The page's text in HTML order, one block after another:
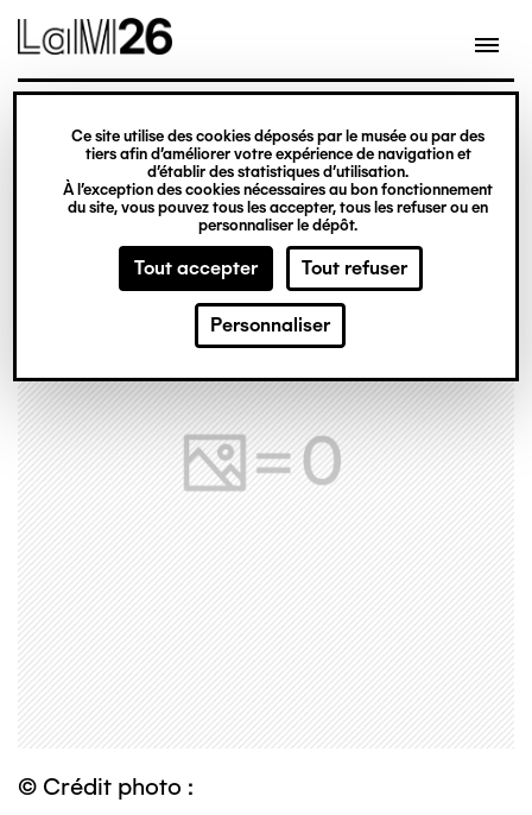
Gestion des cookies
Ce site utilise des cookies déposés par le musée ou par des
tiers afin d’améliorer votre expérience de navigation et
d’établir des statistiques d’utilisation.
À l’exception des cookies nécessaires au bon fonctionnement
du site, vous pouvez tous les accepter, tous les refuser ou en
personnaliser le dépôt.
Tout accepter Tout refuser
Personnaliser
contenu
© Crédit photo :